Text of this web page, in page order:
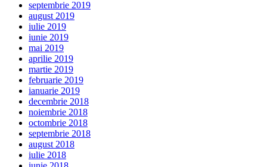
septembrie 2019
august 2019
iulie 2019
iunie 2019
mai 2019
aprilie 2019
martie 2019
februarie 2019
ianuarie 2019
decembrie 2018
noiembrie 2018
octombrie 2018
septembrie 2018
august 2018
iulie 2018